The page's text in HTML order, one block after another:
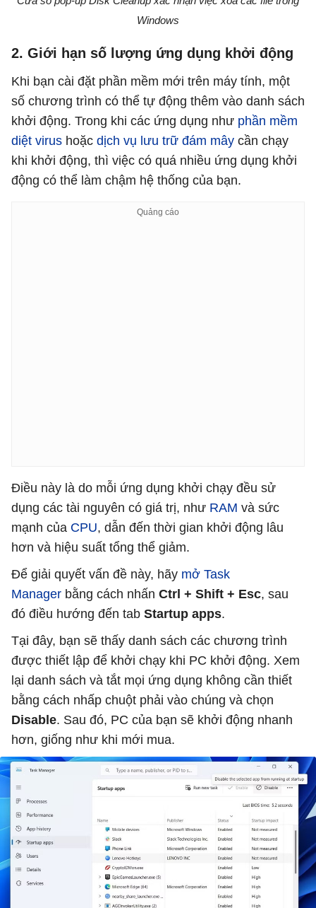
Windows
2. Giới hạn số lượng ứng dụng khởi động
Khi bạn cài đặt phần mềm mới trên máy tính, một
số chương trình có thể tự động thêm vào danh sách
khởi động. Trong khi các ứng dụng như phần mềm
diệt virus hoặc dịch vụ lưu trữ đám mây cần chạy
khi khởi động, thì việc có quá nhiều ứng dụng khởi
động có thể làm chậm hệ thống của bạn.
Điều này là do mỗi ứng dụng khởi chạy đều sử
dụng các tài nguyên có giá trị, như RAM và sức
mạnh của CPU, dẫn đến thời gian khởi động lâu
hơn và hiệu suất tổng thể giảm.
Để giải quyết vấn đề này, hãy mở Task
Manager bằng cách nhấn Ctrl + Shift + Esc, sau
đó điều hướng đến tab Startup apps.
Tại đây, bạn sẽ thấy danh sách các chương trình
được thiết lập để khởi chạy khi PC khởi động. Xem
lại danh sách và tắt mọi ứng dụng không cần thiết
bằng cách nhấp chuột phải vào chúng và chọn
Disable. Sau đó, PC của bạn sẽ khởi động nhanh
hơn, giống như khi mới mua.